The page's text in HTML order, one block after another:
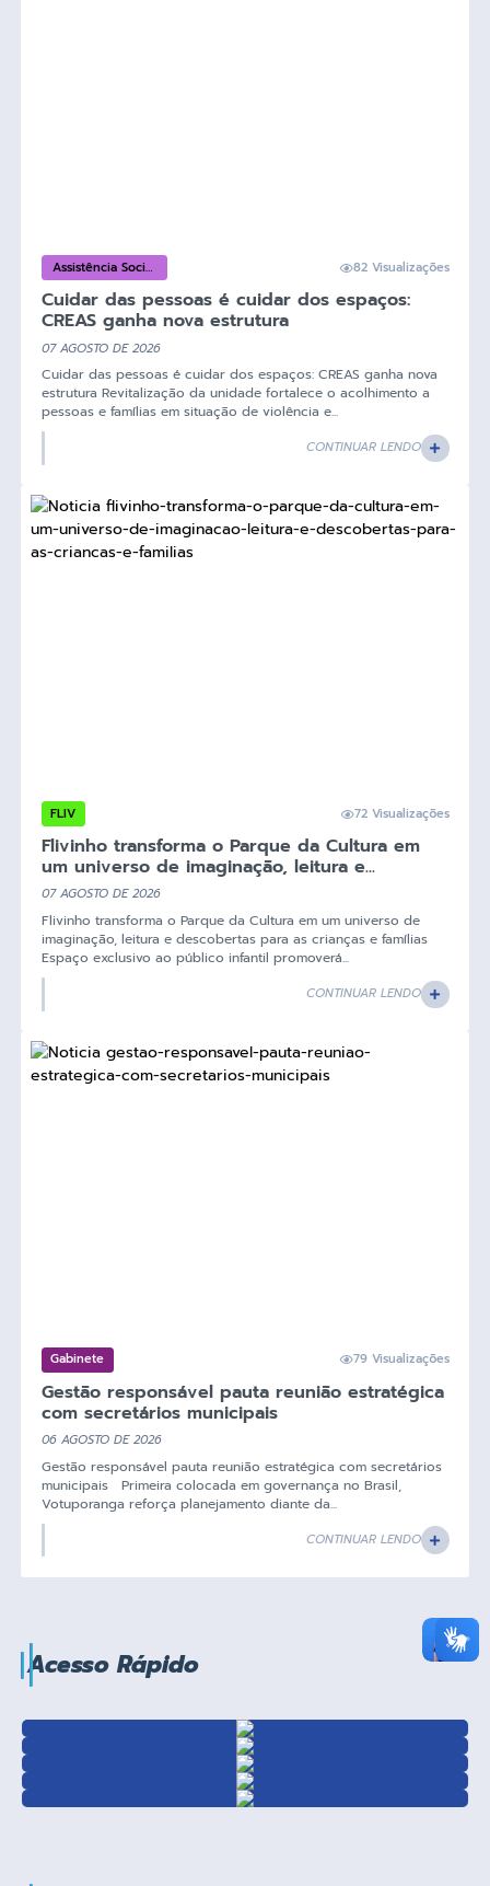
Assistência Social
e
Desenvolvimento
Social
82 Visualizações
Cuidar das pessoas é cuidar dos espaços:
CREAS ganha nova estrutura
07 AGOSTO DE 2026
Cuidar das pessoas é cuidar dos espaços: CREAS ganha nova
estrutura Revitalização da unidade fortalece o acolhimento a
pessoas e famílias em situação de violência e...
CONTINUAR LENDO
FLIV 72 Visualizações
Flivinho transforma o Parque da Cultura em
um universo de imaginação, leitura e...
07 AGOSTO DE 2026
Flivinho transforma o Parque da Cultura em um universo de
imaginação, leitura e descobertas para as crianças e famílias
Espaço exclusivo ao público infantil promoverá...
CONTINUAR LENDO
Gabinete 79 Visualizações
Gestão responsável pauta reunião estratégica
com secretários municipais
06 AGOSTO DE 2026
Gestão responsável pauta reunião estratégica com secretários
municipais Primeira colocada em governança no Brasil,
Votuporanga reforça planejamento diante da...
CONTINUAR LENDO
Acesso Rápido